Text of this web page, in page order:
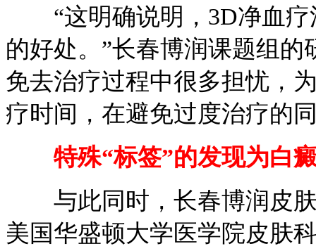
“这明确说明，3D净血疗
的好处。”长春博润课题组
免去治疗过程中很多担忧，
疗时间，在避免过度治疗的
特殊“标签”的发现为白
与此同时，长春博润皮肤
美国华盛顿大学医学院皮肤